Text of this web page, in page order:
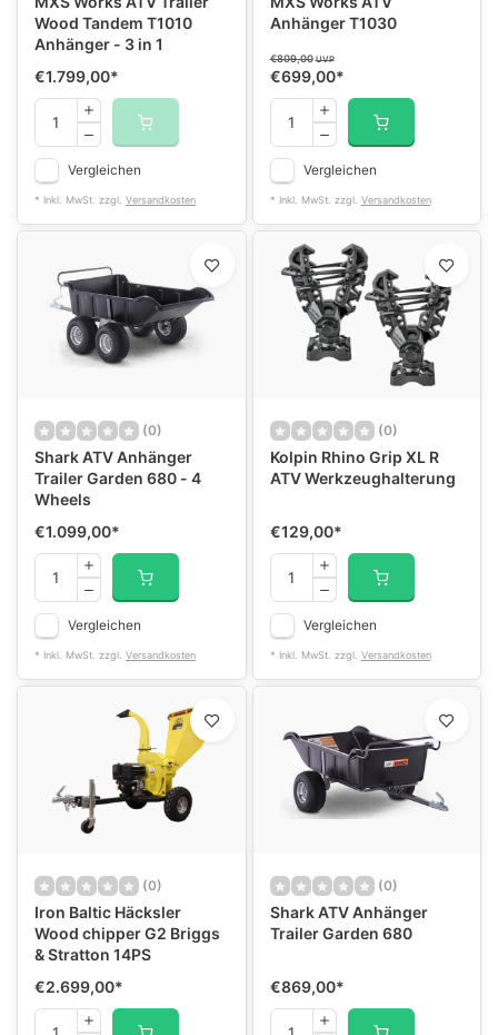
Wood Tandem T1010
Anhänger - 3 in 1
€1.799,00*
Vergleichen
* Inkl. MwSt. zzgl. Versandkosten
Anhänger T1030
€809,00 UVP
€699,00*
Vergleichen
* Inkl. MwSt. zzgl. Versandkosten
(0)
Shark ATV Anhänger
Trailer Garden 680 - 4
Wheels
€1.099,00*
Vergleichen
* Inkl. MwSt. zzgl. Versandkosten
(0)
Kolpin Rhino Grip XL R
ATV Werkzeughalterung
€129,00*
Vergleichen
* Inkl. MwSt. zzgl. Versandkosten
(0)
Iron Baltic Häcksler
Wood chipper G2 Briggs
& Stratton 14PS
€2.699,00*
(0)
Shark ATV Anhänger
Trailer Garden 680
€869,00*